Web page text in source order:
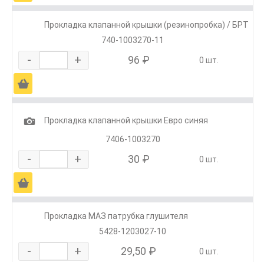
Прокладка клапанной крышки (резинопробка) / БРТ
740-1003270-11
- + 96 ₽ 0 шт.
Ä
1
Прокладка клапанной крышки Евро синяя
7406-1003270
- + 30 ₽ 0 шт.
Ä
Прокладка МАЗ патрубка глушителя
5428-1203027-10
- + 29,50 ₽ 0 шт.